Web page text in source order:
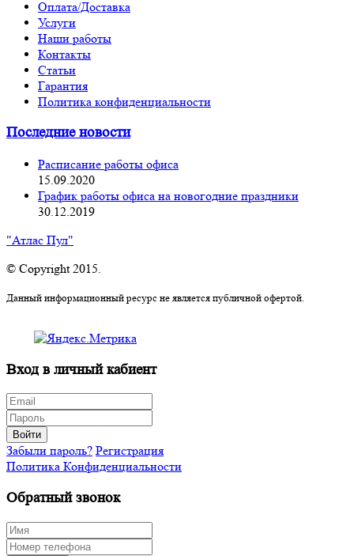
Оплата/Доставка
Услуги
Наши работы
Контакты
Статьи
Гарантия
Политика конфиденциальности
Последние новости
Расписание работы офиса
15.09.2020
График работы офиса на новогодние праздники
30.12.2019
"Атлас Пул"
© Copyright 2015.
Данный информационный ресурс не является публичной офертой.
Вход в личный кабиент
Войти
Забыли пароль? Регистрация
Политика Конфиденциальности
Обратный звонок